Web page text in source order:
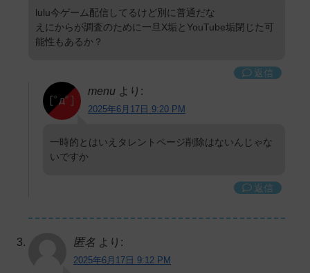
lulu今ゲーム配信してるけど別に普通だな
えにからが調査のために一旦X垢とYouTube垢閉じた可
能性もあるか？
返信
menu より:
2025年6月17日 9:20 PM
一時的とはいえタレントページ削除はないんじゃな
いですか
返信
匿名 より:
2025年6月17日 9:12 PM